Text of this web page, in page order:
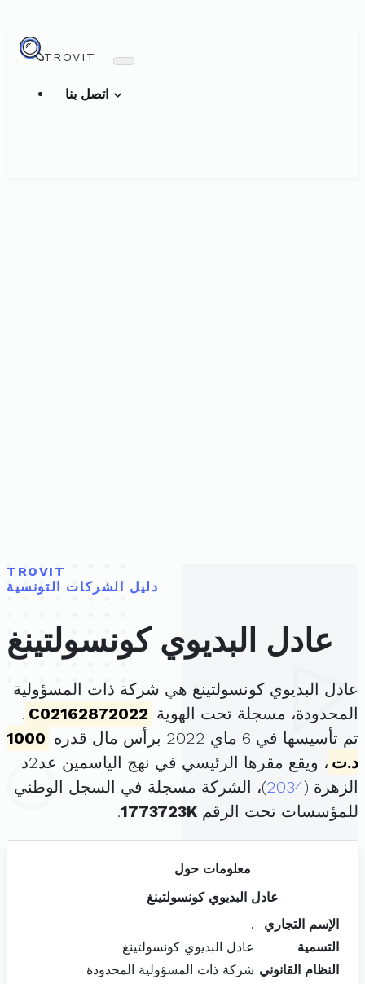
TROVIT
TROVIT
دليل الشركات التونسية
عادل البديوي كونسولتينغ
عادل البديوي كونسولتينغ هي شركة ذات المسؤولية
المحدودة، مسجلة تحت الهوية C02162872022
.
تم تأسيسها في 6 ماي 2022 برأس مال قدره
1000
د.ت
، ويقع مقرها الرئيسي في نهج الياسمين عد2د
الزهرة (2034)، الشركة مسجلة في السجل الوطني
للمؤسسات تحت الرقم 1773723K
.
معلومات حول
عادل البديوي كونسولتينغ
الإسم التجاري
.
التسمية
عادل البديوي كونسولتينغ
النظام القانوني شركة ذات المسؤولية المحدودة